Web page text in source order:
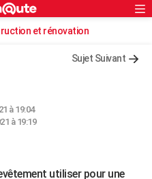
Rechercher
et rénovation
Sujet Suivant
à 19:04
à 19:19
utiliser pour une